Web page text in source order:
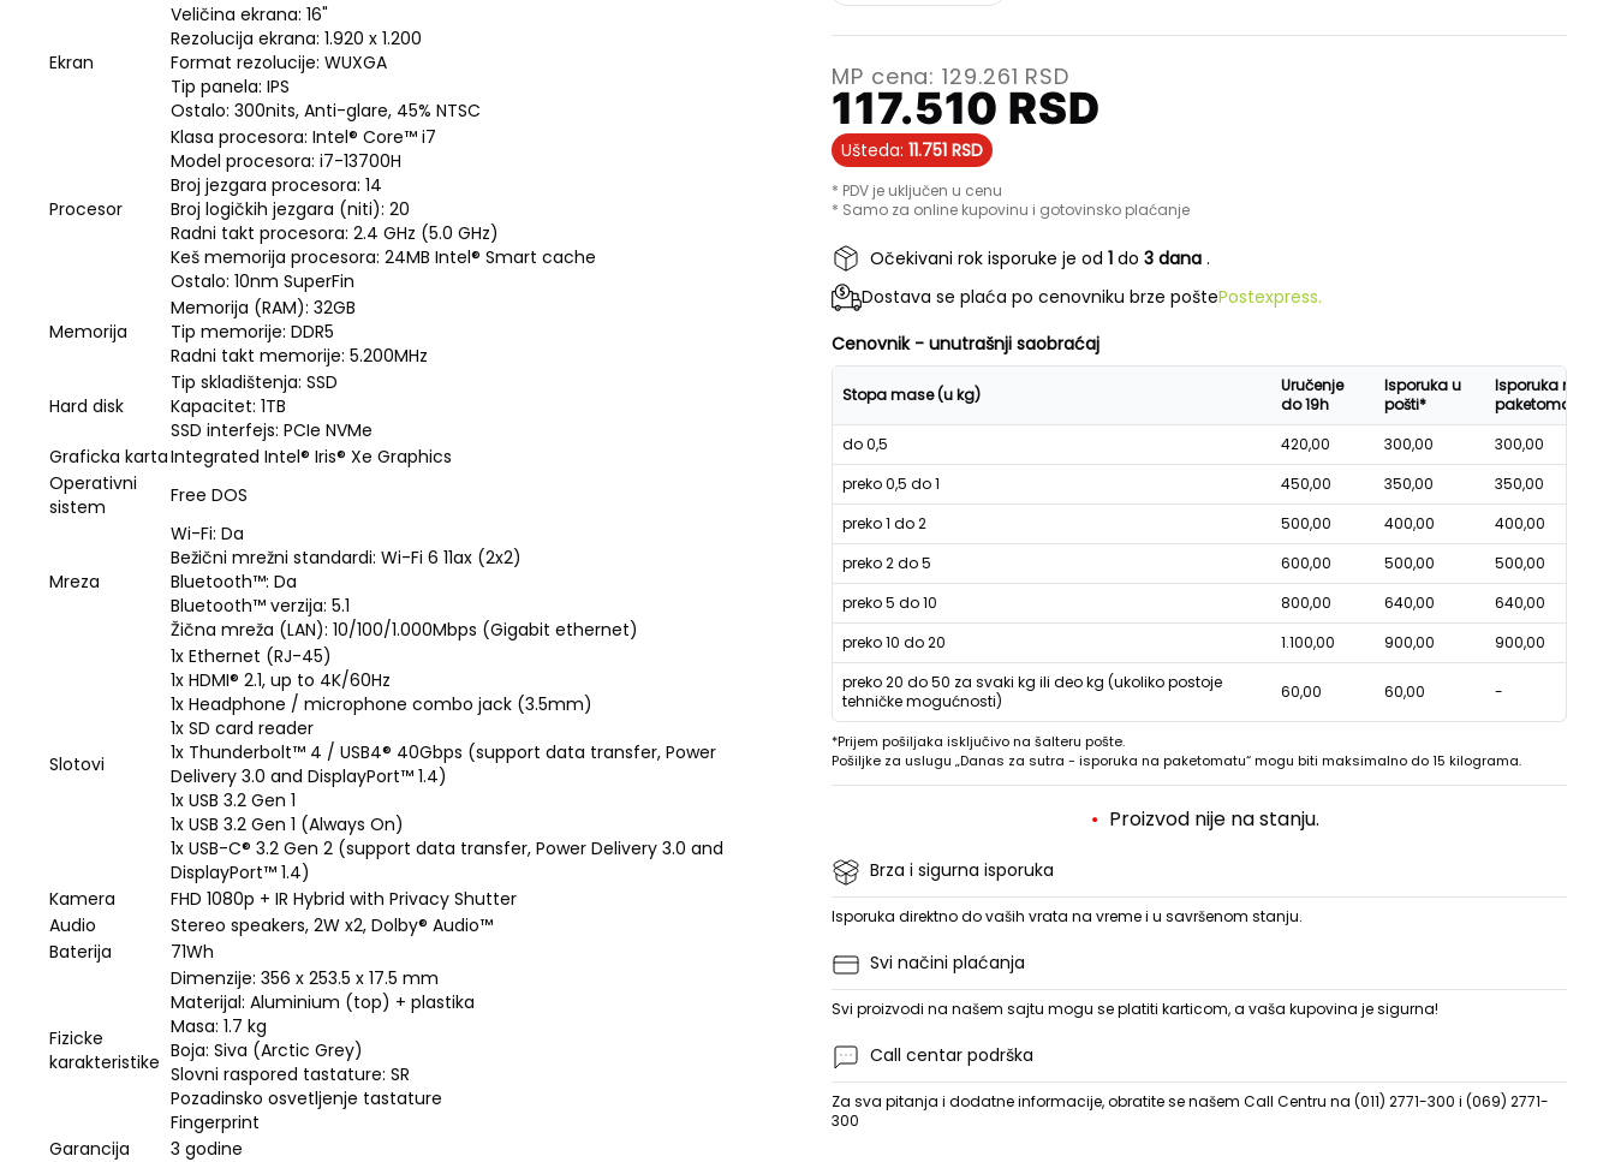
Ekran
Veličina ekrana: 16"
Rezolucija ekrana: 1.920 x 1.200
Format rezolucije: WUXGA
Tip panela: IPS
Ostalo: 300nits, Anti-glare, 45% NTSC
Procesor
Klasa procesora: Intel® Core™ i7
Model procesora: i7-13700H
Broj jezgara procesora: 14
Broj logičkih jezgara (niti): 20
Radni takt procesora: 2.4 GHz (5.0 GHz)
Keš memorija procesora: 24MB Intel® Smart cache
Ostalo: 10nm SuperFin
Memorija
Memorija (RAM): 32GB
Tip memorije: DDR5
Radni takt memorije: 5.200MHz
Hard disk
Tip skladištenja: SSD
Kapacitet: 1TB
SSD interfejs: PCIe NVMe
Graficka kartaIntegrated Intel® Iris® Xe Graphics
Operativni
sistem
Free DOS
Mreza
Wi-Fi: Da
Bežični mrežni standardi: Wi-Fi 6 11ax (2x2)
Bluetooth™: Da
Bluetooth™ verzija: 5.1
Žična mreža (LAN): 10/100/1.000Mbps (Gigabit ethernet)
Slotovi
1x Ethernet (RJ-45)
1x HDMI® 2.1, up to 4K/60Hz
1x Headphone / microphone combo jack (3.5mm)
1x SD card reader
1x Thunderbolt™ 4 / USB4® 40Gbps (support data transfer, Power
Delivery 3.0 and DisplayPort™ 1.4)
1x USB 3.2 Gen 1
1x USB 3.2 Gen 1 (Always On)
1x USB-C® 3.2 Gen 2 (support data transfer, Power Delivery 3.0 and
DisplayPort™ 1.4)
Kamera
FHD 1080p + IR Hybrid with Privacy Shutter
Audio
Stereo speakers, 2W x2, Dolby® Audio™
Baterija
71Wh
Fizicke
karakteristike
Dimenzije: 356 x 253.5 x 17.5 mm
Materijal: Aluminium (top) + plastika
Masa: 1.7 kg
Boja: Siva (Arctic Grey)
Slovni raspored tastature: SR
Pozadinsko osvetljenje tastature
Fingerprint
Garancija
3 godine
MP cena:129.261 RSD
117.510 RSD
Ušteda: 11.751 RSD
* PDV je uključen u cenu
* Samo za online kupovinu i gotovinsko plaćanje
Očekivani rok isporuke je od 1 do 3 dana .
Dostava se plaća po cenovniku brze poštePostexpress.
Cenovnik - unutrašnji saobraćaj
Stopa mase (u kg)
Uručenje
do 19h
Isporuka u
pošti*
Isporuka na
paketomatu*
do 0,5
420,00 300,00
300,00
preko 0,5 do 1
450,00 350,00
350,00
preko 1 do 2
500,00 400,00
400,00
preko 2 do 5
600,00 500,00
500,00
preko 5 do 10
800,00 640,00
640,00
preko 10 do 20
1.100,00 900,00
900,00
preko 20 do 50 za svaki kg ili deo kg (ukoliko postoje
tehničke mogućnosti)
60,00 60,00 -
*Prijem pošiljaka isključivo na šalteru pošte.
Pošiljke za uslugu „Danas za sutra - isporuka na paketomatu“ mogu biti maksimalno do 15 kilograma.
Proizvod nije na stanju.
Brza i sigurna isporuka
Isporuka direktno do vaših vrata na vreme i u savršenom stanju.
Svi načini plaćanja
Svi proizvodi na našem sajtu mogu se platiti karticom, a vaša kupovina je sigurna!
Call centar podrška
Za sva pitanja i dodatne informacije, obratite se našem Call Centru na (011) 2771-300 i (069) 2771-
300